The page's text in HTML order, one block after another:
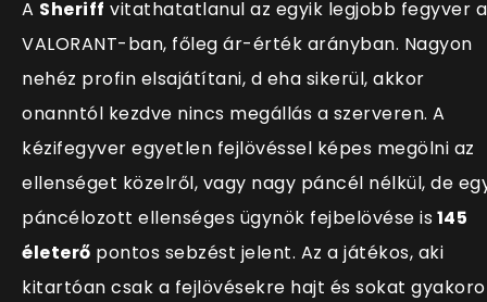
A Sheriff vitathatatlanul az egyik legjobb fegyver a
VALORANT-ban, főleg ár-érték arányban. Nagyon
nehéz profin elsajátítani, d eha sikerül, akkor
onanntól kezdve nincs megállás a szerveren. A
kézifegyver egyetlen fejlövéssel képes megölni az
ellenséget közelről, vagy nagy páncél nélkül, de
páncélozott ellenséges ügynök fejbelövése is 145
életerő pontos sebzést jelent. Az a játékos, aki
kitartóan csak a fejlövésekre hajt és sokat